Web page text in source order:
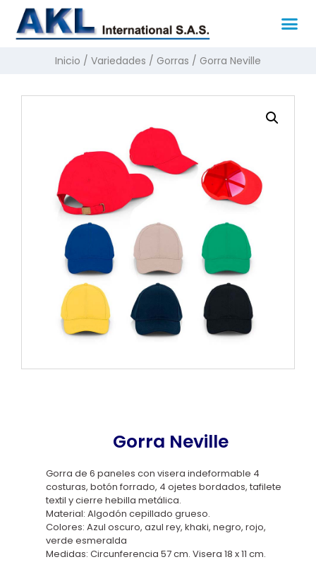
Inicio / Variedades / Gorras / Gorra Neville
Gorra Neville
Gorra de 6 paneles con visera indeformable 4
costuras, botón forrado, 4 ojetes bordados, tafilete
textil y cierre hebilla metálica.
Material: Algodón cepillado grueso.
Colores: Azul oscuro, azul rey, khaki, negro, rojo,
verde esmeralda
Medidas: Circunferencia 57 cm. Visera 18 x 11 cm.